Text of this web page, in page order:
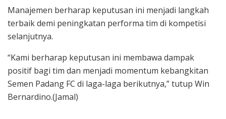
Manajemen berharap keputusan ini menjadi langkah
terbaik demi peningkatan performa tim di kompetisi
selanjutnya.
“Kami berharap keputusan ini membawa dampak
positif bagi tim dan menjadi momentum kebangkitan
Semen Padang FC di laga-laga berikutnya,” tutup Win
Bernardino.(Jamal)